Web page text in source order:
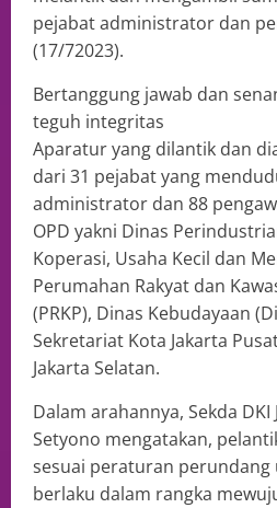
pejabat administrator dan
(17/72023).
Bertanggung jawab dan
teguh integritas
Aparatur yang dilantik dan
dari 31 pejabat yang
administrator dan 88
OPD yakni Dinas
Koperasi, Usaha Kecil dan
Perumahan Rakyat dan
(PRKP), Dinas Kebudayaan
Sekretariat Kota Jakarta
Jakarta Selatan.
Dalam arahannya, Sekda DKI
Setyono mengatakan,
sesuai peraturan perundang
berlaku dalam rangka